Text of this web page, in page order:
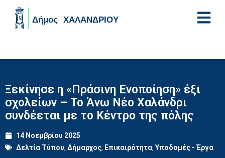
Ξεκίνησε η «Πράσινη Ενοποίηση» έξι
σχολείων – Το Άνω Νέο Χαλάνδρι
συνδέεται με το Κέντρο της πόλης
14 Νοεμβρίου 2025
Δελτία Τύπου, Δήμαρχος, Επικαιρότητα, Υποδομές - Έργα